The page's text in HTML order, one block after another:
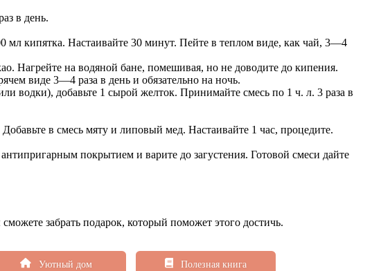
в день.
мл кипятка. Настаивайте 30 минут. Пейте в теплом виде, как чай, 3—4
Нагрейте на водяной бане, помешивая, но не доводите до кипения.
виде 3—4 раза в день и обязательно на ночь.
водки), добавьте 1 сырой желток. Принимайте смесь по 1 ч. л. 3 раза в
в смесь мяту и липовый мед. Настаивайте 1 час, процедите.
покрытием и варите до загустения. Готовой смеси дайте
забрать подарок, который поможет этого достичь.
Уютный дом Полезная книга